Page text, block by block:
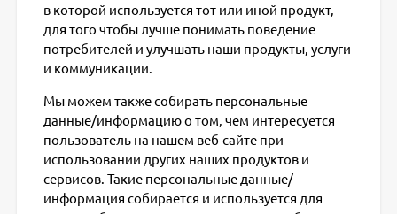
в которой используется тот или иной продукт,
для того чтобы лучше понимать поведение
потребителей и улучшать наши продукты, услуги
и коммуникации.
Мы можем также собирать персональные
данные/информацию о том, чем интересуется
пользователь на нашем веб-сайте при
использовании других наших продуктов и
сервисов. Такие персональные данные/
информация собирается и используется для